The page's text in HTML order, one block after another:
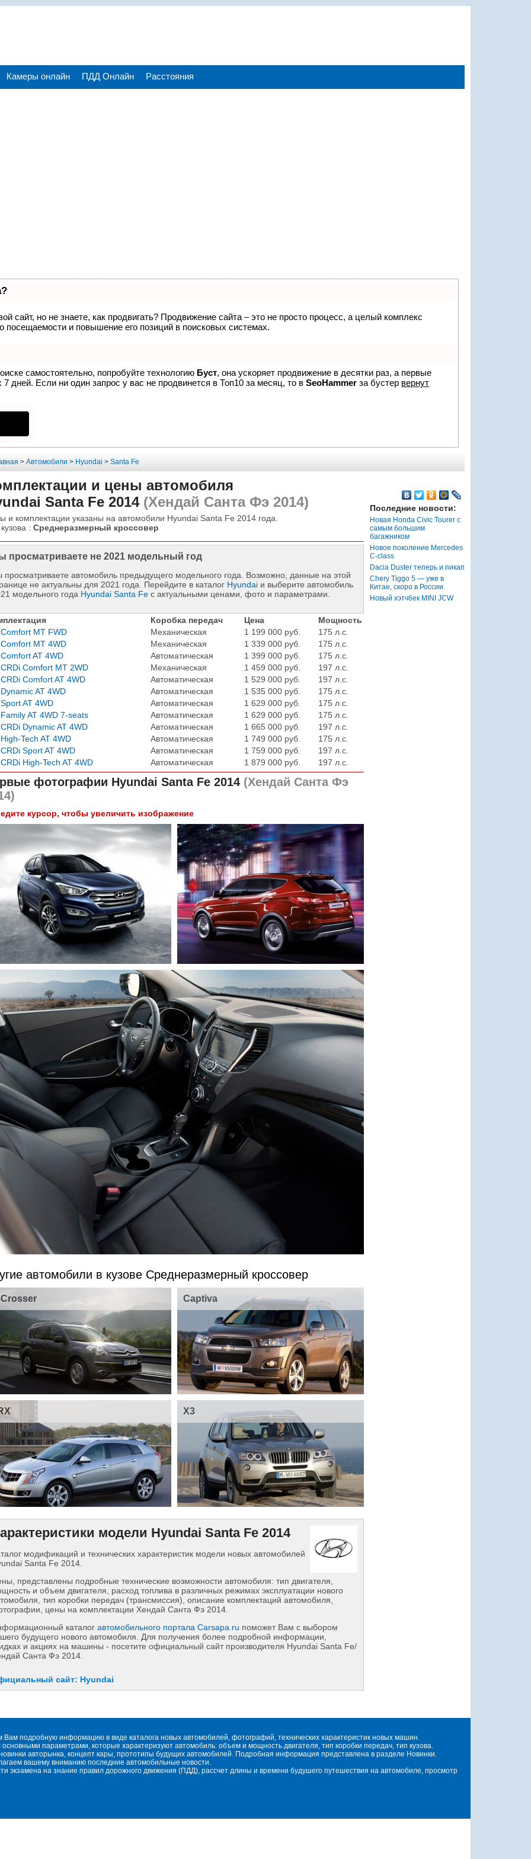
Камеры онлайн ПДД Онлайн Расстояния
сайт, но не знаете, как продвигать? Продвижение сайта – это не просто процесс, а целый комплекс
посещаемости и повышение его позиций в поисковых системах.
самостоятельно, попробуйте технологию Буст, она ускоряет продвижение в десятки раз, а первые
дней. Если ни один запрос у вас не продвинется в Топ10 за месяц, то в SeoHammer за бустер вернут
> Автомобили > Hyundai > Santa Fe
и цены автомобиля
Santa Fe 2014(Хендай Санта Фэ 2014)
и комплектации указаны на автомобили Hyundai Santa Fe 2014 года.
: Среднеразмерный кроссовер
просматриваете не 2021 модельный год
просматриваете автомобиль предыдущего модельного года. Возможно, данные на этой
не актуальны для 2021 года. Перейдите в каталог Hyundaiи выберите автомобиль
модельного года Hyundai Santa Feс актуальными ценами, фото и параметрами.
Коробка передач Цена
Мощность
MT FWD
Механическая 1 199 000 руб.
175 л.с.
MT 4WD
Механическая 1 339 000 руб.
175 л.с.
AT 4WD
Автоматическая 1 399 000 руб.
175 л.с.
Comfort MT 2WD
Механическая 1 459 000 руб.
197 л.с.
Comfort AT 4WD
Автоматическая 1 529 000 руб.
197 л.с.
AT 4WD
Автоматическая 1 535 000 руб.
175 л.с.
AT 4WD
Автоматическая 1 629 000 руб.
175 л.с.
AT 4WD 7-seats
Автоматическая 1 629 000 руб.
175 л.с.
Dynamic AT 4WD
Автоматическая 1 665 000 руб.
197 л.с.
Tech AT 4WD
Автоматическая 1 749 000 руб.
175 л.с.
Sport AT 4WD
Автоматическая 1 759 000 руб.
197 л.с.
High-Tech AT 4WD
Автоматическая 1 879 000 руб. 197 л.с.
фотографии Hyundai Santa Fe 2014(Хендай Санта Фэ
курсор, чтобы увеличить изображение
автомобили в кузове Среднеразмерный кроссовер
Captiva
X3
модели Hyundai Santa Fe 2014
модификаций и технических характеристик модели новых автомобилей
Santa Fe 2014.
представлены подробные технические возможности автомобиля: тип двигателя,
и объем двигателя, расход топлива в различных режимах эксплуатации нового
тип коробки передач (трансмиссия), описание комплектаций автомобиля,
цены на комплектации Хендай Санта Фэ 2014.
каталог автомобильного портала Carsapa.ru поможет Вам с выбором
будущего нового автомобиля. Для получения более подробной информации,
и акциях на машины - посетите официальный сайт производителя Hyundai Santa Fe/
Санта Фэ 2014.
сайт: Hyundai
Последние новости:
Новая Honda Civic Tourer с
самым большим
багажником
Новое поколение Mercedes
C-class
Dacia Duster теперь и пикап
Chery Tiggo 5 — уже в
Китае, скоро в России
Новый хэтчбек MINI JCW
подробную информацию в виде каталога новых автомобилей, фотографий, технических характеристик новых машин.
параметрами, которые характеризуют автомобиль: объем и мощность двигателя, тип коробки передач, тип кузова.
авторынка, концепт кары, прототипы будущих автомобилей. Подробная информация представлена в разделе Новинки.
вашему вниманию последние автомобильные новости.
экзамена на знание правил дорожного движения (ПДД), рассчет длины и времени будушего путешествия на автомобиле, просмотр